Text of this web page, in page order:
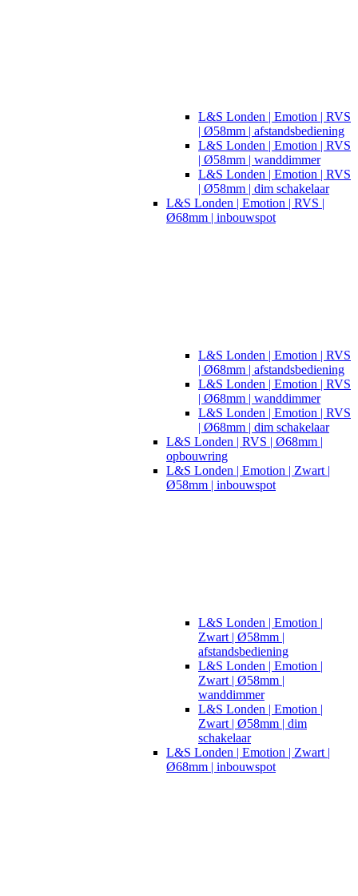
L&S Londen | Emotion | RVS
| Ø58mm | afstandsbediening
L&S Londen | Emotion | RVS
| Ø58mm | wanddimmer
L&S Londen | Emotion | RVS
| Ø58mm | dim schakelaar
L&S Londen | Emotion | RVS |
Ø68mm | inbouwspot
L&S Londen | Emotion | RVS
| Ø68mm | afstandsbediening
L&S Londen | Emotion | RVS
| Ø68mm | wanddimmer
L&S Londen | Emotion | RVS
| Ø68mm | dim schakelaar
L&S Londen | RVS | Ø68mm |
opbouwring
L&S Londen | Emotion | Zwart |
Ø58mm | inbouwspot
L&S Londen | Emotion |
Zwart | Ø58mm |
afstandsbediening
L&S Londen | Emotion |
Zwart | Ø58mm |
wanddimmer
L&S Londen | Emotion |
Zwart | Ø58mm | dim
schakelaar
L&S Londen | Emotion | Zwart |
Ø68mm | inbouwspot